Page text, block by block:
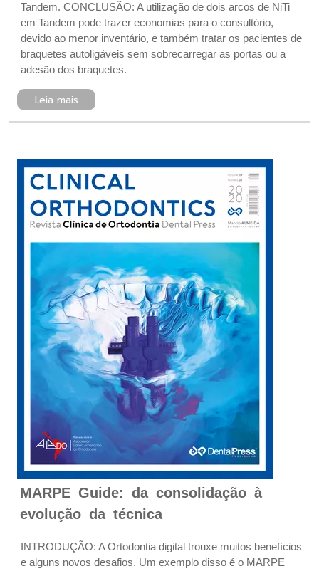
Tandem. CONCLUSÃO: A utilização de dois arcos de NiTi
em Tandem pode trazer economias para o consultório,
devido ao menor inventário, e também tratar os pacientes de
braquetes autoligáveis sem sobrecarregar as portas ou a
adesão dos braquetes.
Leia mais
MARPE Guide: da consolidação à
evolução da técnica
INTRODUÇÃO: A Ortodontia digital trouxe muitos benefícios
e alguns novos desafios. Um exemplo disso é o MARPE